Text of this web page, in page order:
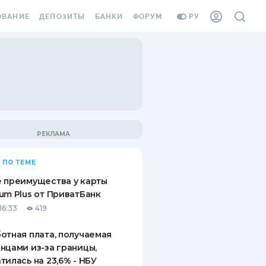
РУ
ВИНЬЕТКА
СОТРУДНИКОВ
ОТ
СЛУЧАЕВ
ДЕПОЗИТЫ
ВОПРОСЫ И ОТВЕТЫ
ПУТЕВОДИТЕЛИ ПО
БАНКИ ФОРУМ
ПО ТЕМЕ
преимущества у карты
Plus от ПриватБанк
419
плата, получаемая
из-за границы,
на 23,6% - НБУ